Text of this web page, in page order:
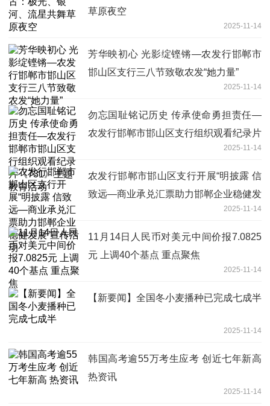
草原夜空
2025-11-14
芳华映初心 光影绽铿锵—农发行邯郸市
邯山区支行三八节致敬农发“她力量”
2025-11-14
勿忘国耻铭记历史 传承使命勇担责任—
农发行邯郸市邯山区支行组织观看纪录片
2025-11-14
农发行邯郸市邯山区支行开展“明披露 信
致远—商业承兑汇票助力邯郸企业稳健发
2025-11-14
11月14日人民币对美元中间价报7.0825
元 上调40个基点 重点聚焦
2025-11-14
【新要闻】全国冬小麦播种已完成七成半
2025-11-14
韩国高考逾55万考生应考 创近七年新高
热资讯
2025-11-14